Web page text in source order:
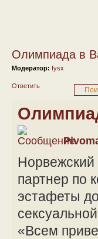
Олимпиада в
Модератор: fysx
Ответить
Норвежский
партнер по
эстафеты
«Всем